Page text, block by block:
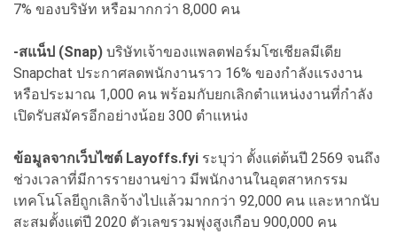
7% ของบริษัท หรือมากกว่า 8,000 คน
-สแน็ป (Snap) บริษัทเจ้าของแพลตฟอร์มโซเชียลมีเดีย
Snapchat ประกาศลดพนักงานราว 16% ของกำลังแรงงาน
หรือประมาณ 1,000 คน พร้อมกับยกเลิกตำแหน่งงานที่กำลัง
เปิดรับสมัครอีกอย่างน้อย 300 ตำแหน่ง
ข้อมูลจากเว็บไซต์ Layoffs.fyi ระบุว่า ตั้งแต่ต้นปี 2569 จนถึง
ช่วงเวลาที่มีการรายงานข่าว มีพนักงานในอุตสาหกรรม
เทคโนโลยีถูกเลิกจ้างไปแล้วมากกว่า 92,000 คน และหากนับ
สะสมตั้งแต่ปี 2020 ตัวเลขรวมพุ่งสูงเกือบ 900,000 คน